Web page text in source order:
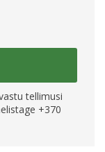
tellimusi
+370